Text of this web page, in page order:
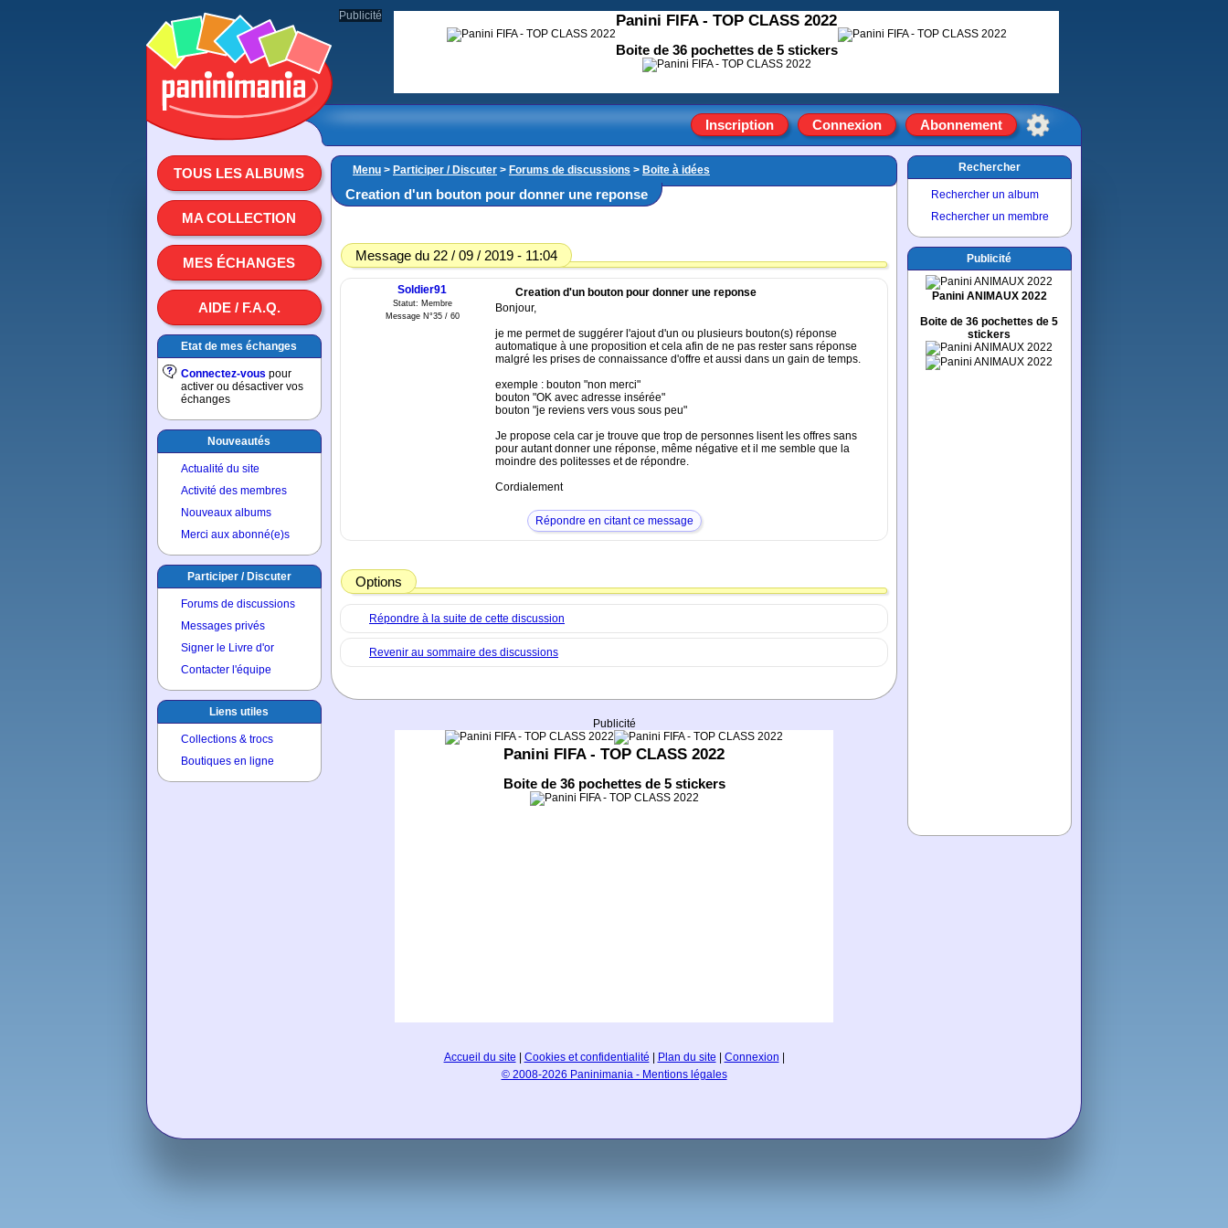
Inscription Connexion Abonnement
TOUS LES ALBUMS
MA COLLECTION
MES ÉCHANGES
AIDE / F.A.Q.
Etat de mes échanges
Connectez-vous pour
activer ou désactiver vos
échanges
Nouveautés
Actualité du site
Activité des membres
Nouveaux albums
Merci aux abonné(e)s
Participer / Discuter
Forums de discussions
Messages privés
Signer le Livre d'or
Contacter l'équipe
Liens utiles
Collections & trocs
Boutiques en ligne
Menu > Participer / Discuter > Forums de discussions > Boite à idées
Creation d'un bouton pour donner une reponse
Message du 22 / 09 / 2019 - 11:04
Soldier91
Statut: Membre
Message N°35 / 60
Creation d'un bouton pour donner une reponse
Bonjour,
je me permet de suggérer l'ajout d'un ou plusieurs bouton(s) réponse
automatique à une proposition et cela afin de ne pas rester sans réponse
malgré les prises de connaissance d'offre et aussi dans un gain de temps.
exemple : bouton "non merci"
bouton "OK avec adresse insérée"
bouton "je reviens vers vous sous peu"
Je propose cela car je trouve que trop de personnes lisent les offres sans
pour autant donner une réponse, même négative et il me semble que la
moindre des politesses et de répondre.
Cordialement
Répondre en citant ce message
Options
Répondre à la suite de cette discussion
Revenir au sommaire des discussions
Publicité
Panini FIFA - TOP CLASS 2022
Boite de 36 pochettes de 5 stickers
Accueil du site Cookies et confidentialité Plan du site Connexion
© 2008-2026 Paninimania - Mentions légales
Rechercher
Rechercher un album
Rechercher un membre
Publicité
Panini ANIMAUX 2022
Boite de 36 pochettes de 5
stickers
Publicité Panini FIFA - TOP CLASS 2022
Boite de 36 pochettes de 5 stickers